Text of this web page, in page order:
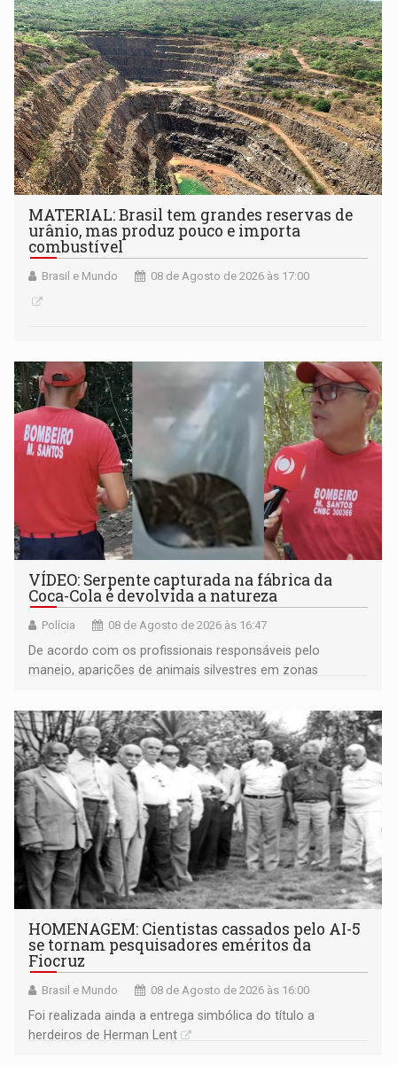
setembro
MATERIAL: Brasil tem grandes reservas de
urânio, mas produz pouco e importa
combustível
Brasil e Mundo 08 de Agosto de 2026 às 17:00
VÍDEO: Serpente capturada na fábrica da
Coca-Cola é devolvida a natureza
Polícia 08 de Agosto de 2026 às 16:47
De acordo com os profissionais responsáveis pelo
manejo, aparições de animais silvestres em zonas
HOMENAGEM: Cientistas cassados pelo AI-5
se tornam pesquisadores eméritos da
Fiocruz
Brasil e Mundo 08 de Agosto de 2026 às 16:00
Foi realizada ainda a entrega simbólica do título a
herdeiros de Herman Lent